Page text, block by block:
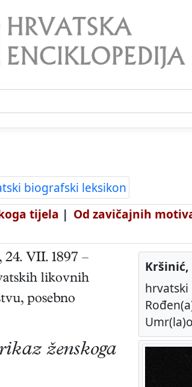
biografski leksikon
tijela | Od zavičajnih
Kršinić,
, 24. VII. 1897 –
likovnih
posebno
ženskoga